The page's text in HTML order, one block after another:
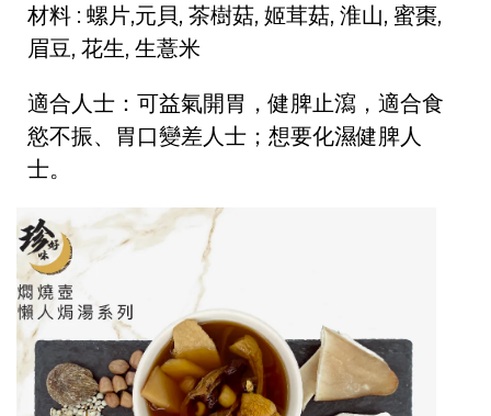
材料 : 螺片,元貝, 茶樹菇, 姬茸菇, 淮山, 蜜棗,
眉豆, 花生, 生薏米
適合人士： 可益氣開胃，健脾止瀉，適合食
慾不振、胃口變差人士；想要化濕健脾人
士。